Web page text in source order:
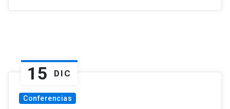
15 DIC
Conferencias